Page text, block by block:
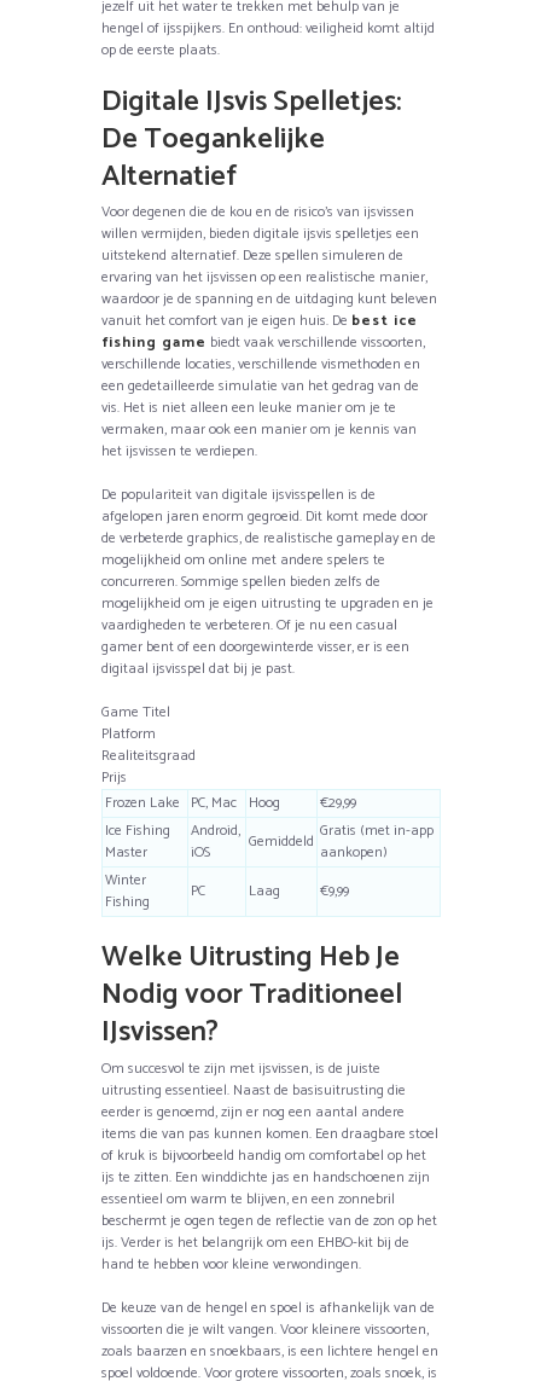
jezelf uit het water te trekken met behulp van je
hengel of ijsspijkers. En onthoud: veiligheid komt altijd
op de eerste plaats.
Digitale IJsvis Spelletjes:
De Toegankelijke
Alternatief
Voor degenen die de kou en de risico’s van ijsvissen
willen vermijden, bieden digitale ijsvis spelletjes een
uitstekend alternatief. Deze spellen simuleren de
ervaring van het ijsvissen op een realistische manier,
waardoor je de spanning en de uitdaging kunt beleven
vanuit het comfort van je eigen huis. De best ice
fishing game biedt vaak verschillende vissoorten,
verschillende locaties, verschillende vismethoden en
een gedetailleerde simulatie van het gedrag van de
vis. Het is niet alleen een leuke manier om je te
vermaken, maar ook een manier om je kennis van
het ijsvissen te verdiepen.
De populariteit van digitale ijsvisspellen is de
afgelopen jaren enorm gegroeid. Dit komt mede door
de verbeterde graphics, de realistische gameplay en de
mogelijkheid om online met andere spelers te
concurreren. Sommige spellen bieden zelfs de
mogelijkheid om je eigen uitrusting te upgraden en je
vaardigheden te verbeteren. Of je nu een casual
gamer bent of een doorgewinterde visser, er is een
digitaal ijsvisspel dat bij je past.
Game Titel
Platform
Realiteitsgraad
Prijs
Frozen Lake PC, Mac Hoog
€29,99
Ice Fishing
Master
Android,
iOS
Gemiddeld Gratis (met in-app
aankopen)
Winter
Fishing
PC Laag €9,99
Welke Uitrusting Heb Je
Nodig voor Traditioneel
IJsvissen?
Om succesvol te zijn met ijsvissen, is de juiste
uitrusting essentieel. Naast de basisuitrusting die
eerder is genoemd, zijn er nog een aantal andere
items die van pas kunnen komen. Een draagbare stoel
of kruk is bijvoorbeeld handig om comfortabel op het
ijs te zitten. Een winddichte jas en handschoenen zijn
essentieel om warm te blijven, en een zonnebril
beschermt je ogen tegen de reflectie van de zon op het
ijs. Verder is het belangrijk om een EHBO-kit bij de
hand te hebben voor kleine verwondingen.
De keuze van de hengel en spoel is afhankelijk van de
vissoorten die je wilt vangen. Voor kleinere vissoorten,
zoals baarzen en snoekbaars, is een lichtere hengel en
spoel voldoende. Voor grotere vissoorten, zoals snoek, is